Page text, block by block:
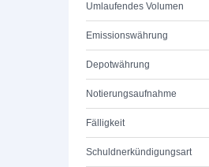
Umlaufendes Volumen
Emissionswährung
Depotwährung
Notierungsaufnahme
Fälligkeit
Schuldnerkündigungsart